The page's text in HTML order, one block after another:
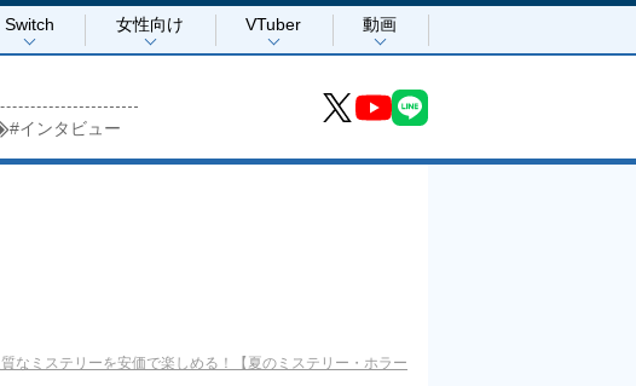
Switch 女性向け VTuber 動画
#インタビュー
なミステリーを安価で楽しめる！【夏のミステリー・ホラー